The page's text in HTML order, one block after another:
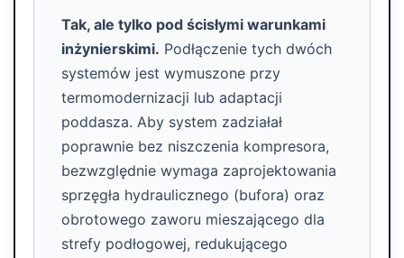
Tak, ale tylko pod ścisłymi warunkami
inżynierskimi. Podłączenie tych dwóch
systemów jest wymuszone przy
termomodernizacji lub adaptacji
poddasza. Aby system zadziałał
poprawnie bez niszczenia kompresora,
bezwzględnie wymaga zaprojektowania
sprzęgła hydraulicznego (bufora) oraz
obrotowego zaworu mieszającego dla
strefy podłogowej, redukującego